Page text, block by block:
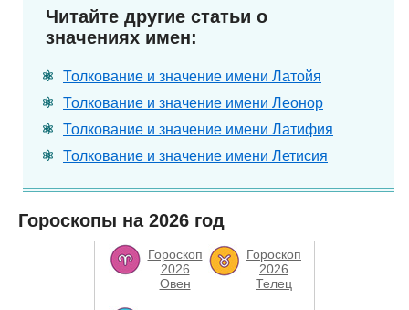
Читайте другие статьи о
значениях имен:
Толкование и значение имени Латойя
Толкование и значение имени Леонор
Толкование и значение имени Латифия
Толкование и значение имени Летисия
Гороскопы на 2026 год
Гороскоп
2026
Овен
Гороскоп
2026
Телец